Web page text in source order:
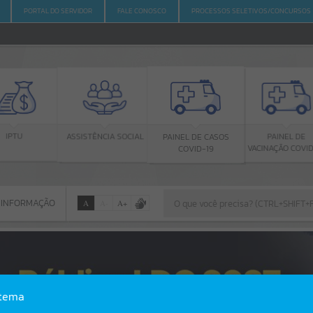
PORTAL DO SERVIDOR FALE CONOSCO PROCESSOS SELETIVOS/CONCURSOS
ASSISTÊNCIA SOCIAL
PAINEL DE CASOS
COVID-19
PAINEL DE
VACINAÇÃO COVID-19
A A+